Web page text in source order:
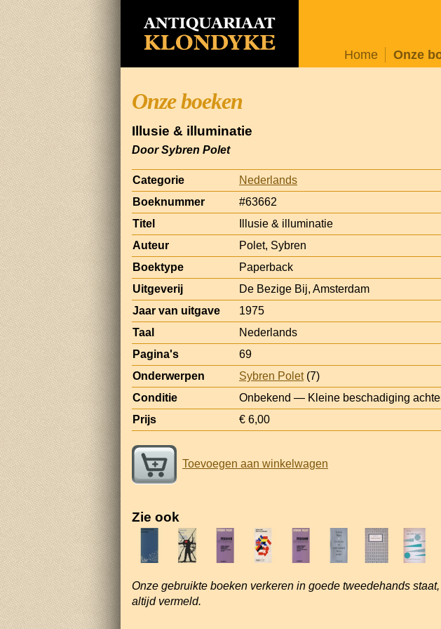
Home Onze
Onze boeken
Illusie & illuminatie
Door Sybren Polet
Categorie
Nederlands
Boeknummer
#63662
Titel
Illusie & illuminatie
Auteur
Polet, Sybren
Boektype
Paperback
Uitgeverij
De Bezige Bij, Amsterdam
Jaar van uitgave
1975
Taal
Nederlands
Pagina's
69
Onderwerpen
Sybren Polet(7)
Conditie
Onbekend — Kleine beschadiging
Prijs
€ 6,00
Toevoegen aan winkelwagen
Zie ook
Onze gebruikte boeken verkeren in goede tweedehands
altijd vermeld.